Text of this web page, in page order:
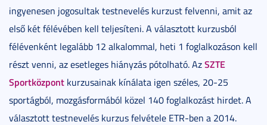
ingyenesen jogosultak testnevelés kurzust felvenni, amit az
első két félévében kell teljesíteni. A választott kurzusból
félévenként legalább 12 alkalommal, heti 1 foglalkozáson kell
részt venni, az esetleges hiányzás pótolható. AzSZTE
Sportközpont kurzusainak kínálata igen széles, 20-25
sportágból, mozgásformából közel 140 foglalkozást hirdet. A
választott testnevelés kurzus felvétele ETR-ben a 2014.